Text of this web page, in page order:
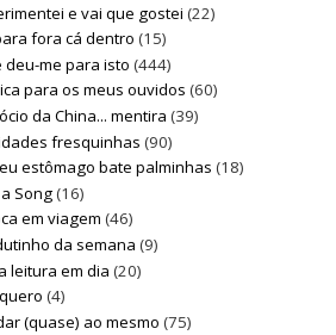
e vai que gostei (22)
fora cá dentro (15)
deu-me para isto (444)
para os meus ouvidos (60)
da China... mentira (39)
fresquinhas (90)
estômago bate palminhas (18)
Song(16)
em viagem (46)
da semana (9)
leitura em dia (20)
(4)
(quase) ao mesmo (75)